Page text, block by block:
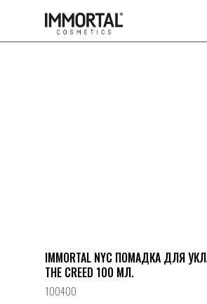
tcart__reDrawCartIcon() { } }) })
IMMORTAL NYC ПОМАДКА ДЛЯ
THE CREED 100 МЛ.
100400